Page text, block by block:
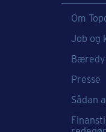
Om
Job og
Presse
Sådan